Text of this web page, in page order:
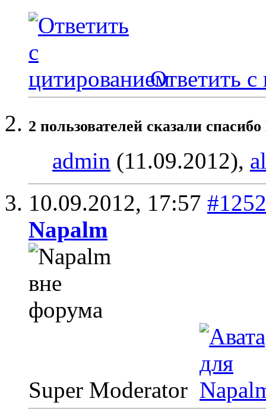
Ответить с
2 пользователей сказали
admin (11.09.2012),
10.09.2012, 17:57 #1252
Napalm
Super Moderator